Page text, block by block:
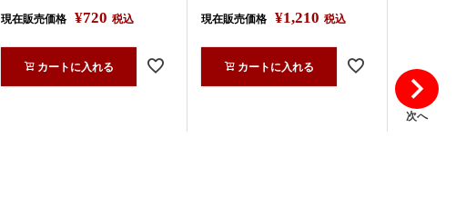
現在販売価格 ¥720 税込
カートに入れる
現在販売価格 ¥1,210 税込
カートに入れる
次へ